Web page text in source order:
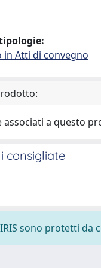
in Atti di convegno
associati a questo
consigliate
sono protetti da